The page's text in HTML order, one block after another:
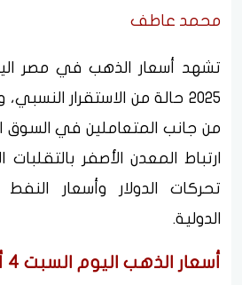
محمد عاطف
2025 حالة من الاستقرار
من جانب المتعاملين في السوق
ارتباط المعدن الأصفر
تحركات الدولار وأسعار النفط
الدولية.
أسعار الذهب اليوم السبت 4 أكتوبر 2025